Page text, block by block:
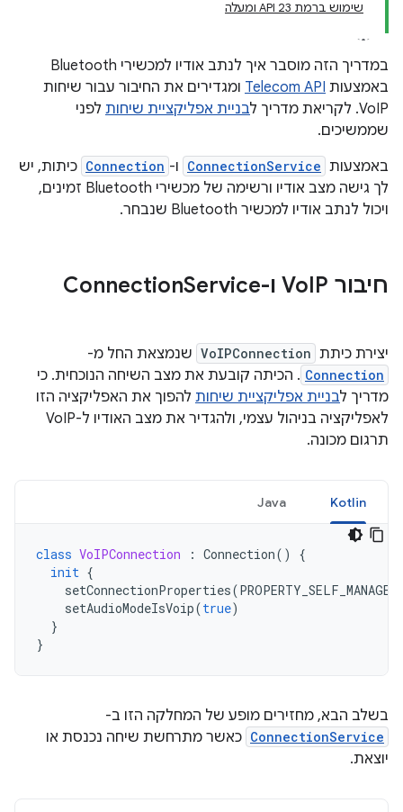
שימוש ברמת API 23 ומעלה
במדריך הזה מוסבר איך לנתב אודיו למכשירי Bluetooth
באמצעות Telecom API ומגדירים את החיבור עבור שיחות
VoIP. לקריאת מדריך ל
בניית אפליקציית שיחות לפני
שממשיכים.
באמצעות ConnectionService ו- Connection כיתות, יש
לך גישה מצב אודיו ורשימה של מכשירי Bluetooth זמינים,
ויכול לנתב אודיו למכשיר Bluetooth שנבחר.
חיבור Vo IP ו-Connection Service
יצירת כיתת VoIPConnection שנמצאת החל מ-
Connection . הכיתה קובעת את מצב השיחה הנוכחית. כי
מדריך לבניית אפליקציית שיחות להפוך את האפליקציה הזו
לאפליקציה בניהול עצמי, ולהגדיר את מצב האודיו ל-VoIP
תרגום מכונה.
Kotlin
Java
class VoIPConnection : Connection()
{
init {
setConnectionProperties(PROPERTY_SELF_MANAGED
setAudioModeIsVoip(true)
}
}
בשלב הבא, מחזירים מופע של המחלקה הזו ב-
ConnectionService כאשר מתרחשת שיחה נכנסת או
יוצאת.